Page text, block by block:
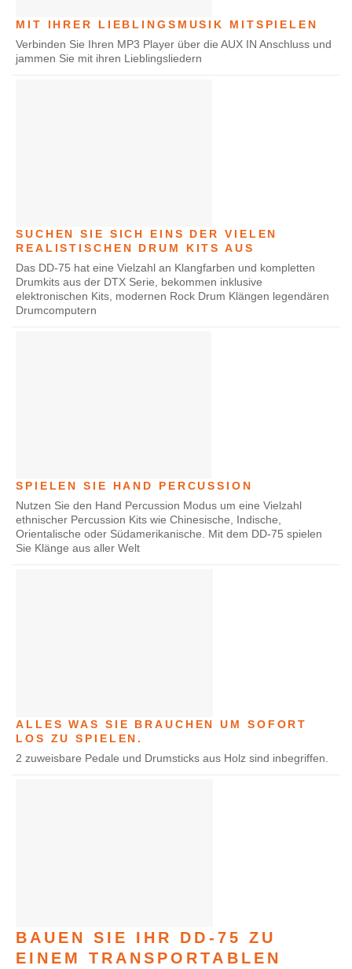
MIT IHRER LIEBLINGSMUSIK MITSPIELEN
Verbinden Sie Ihren MP3 Player über die AUX IN Anschluss und
jammen Sie mit ihren Lieblingsliedern
SUCHEN SIE SICH EINS DER VIELEN
REALISTISCHEN DRUM KITS AUS
Das DD-75 hat eine Vielzahl an Klangfarben und kompletten
Drumkits aus der DTX Serie, bekommen inklusive
elektronischen Kits, modernen Rock Drum Klängen legendären
Drumcomputern
SPIELEN SIE HAND PERCUSSION
Nutzen Sie den Hand Percussion Modus um eine Vielzahl
ethnischer Percussion Kits wie Chinesische, Indische,
Orientalische oder Südamerikanische. Mit dem DD-75 spielen
Sie Klänge aus aller Welt
ALLES WAS SIE BRAUCHEN UM SOFORT
LOS ZU SPIELEN.
2 zuweisbare Pedale und Drumsticks aus Holz sind inbegriffen.
BAUEN SIE IHR DD-75 ZU
EINEM TRANSPORTABLEN